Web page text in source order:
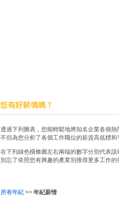
透過下列圖表，您能輕鬆地將知名企業各個
不但為您分析了各個工作職位的薪資高低標和
在下列綠色橫條圖左右兩端的數字分別代表
別忘了依照您有興趣的產業別搜尋更多工作的
所有年紀>> 年紀薪情